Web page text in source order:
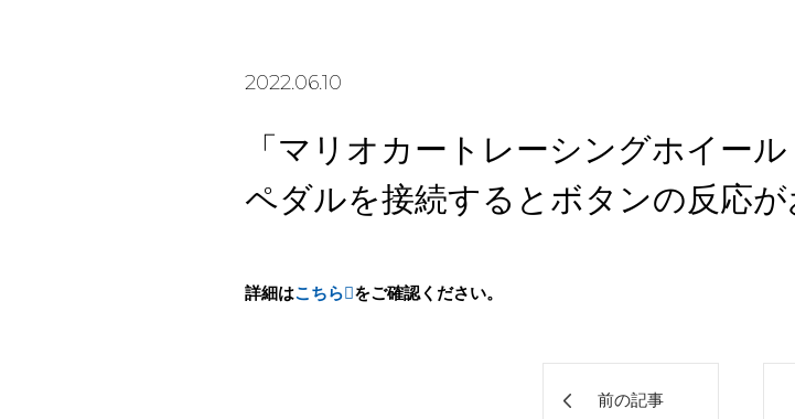
2022.06.10
「マリオカートレーシングホイー
ペダルを接続するとボタンの反応が
詳細はこちら をご確認ください。
前の記事